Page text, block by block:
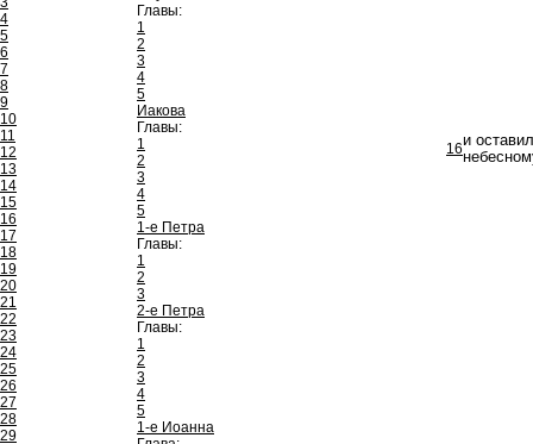
4
5
6
7
8
9
10
11
12
13
14
15
16
17
18
19
20
21
22
23
24
25
26
27
28
29
Главы:
1
2
3
4
5
Иакова
Главы:
1
2
3
4
5
1-е Петра
Главы:
1
2
3
2-е Петра
Главы:
1
2
3
4
5
1-е Иоанна
16и